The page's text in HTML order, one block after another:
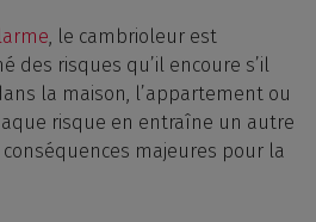
, le cambrioleur est
des risques qu’il encoure s’il
la maison, l’appartement ou
risque en entraîne un autre
majeures pour la